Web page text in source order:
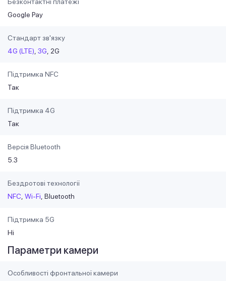
Google Pay
Стандарт зв'язку
4G (LTE) 3G 2G
Підтримка NFC
Так
Підтримка 4G
Так
Версія Bluetooth
5.3
Бездротові технології
NFC Wi-Fi Bluetooth
Підтримка 5G
Ні
Параметри камери
Особливості фронтальної камери